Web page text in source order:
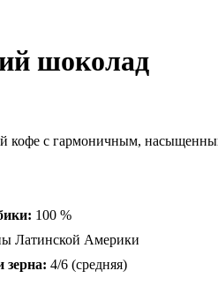
шоколад
кофе с гармоничным,
100 %
Латинской Америки
зерна: 4/6 (средняя)